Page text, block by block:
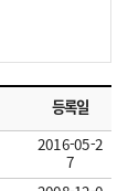
등록일
2016-05-2
7